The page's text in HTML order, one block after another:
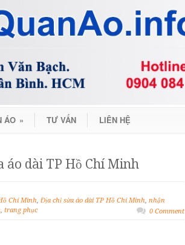
ÁO » TƯ VẤN LIÊN HỆ
dài TP Hồ Chí Minh
Chí Minh, Địa chỉ sửa áo dài TP Hồ Chí Minh, nhận
, trang phục 0 Comment